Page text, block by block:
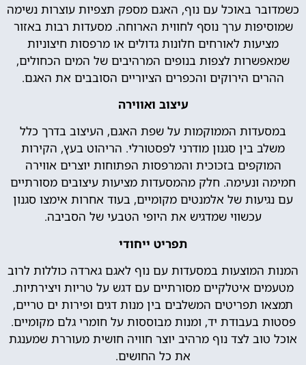
כשמדובר באוכל עם נוף, האגם מספק תצפיות עוצרות נשימה
שמוסיפות ערך נוסף לחווית הארוחה. מסעדות רבות באזור
מציעות לאורחים חלונות גדולים או מרפסות חיצוניות
שמאפשרות לצפות בנופים המרהיבים של המים הכחולים,
ההרים הירוקים והכפרים הציוריים הסובבים את האגם.
עיצוב ואווירה
במסעדות הממוקמות על שפת האגם, העיצוב בדרך כלל
משלב בין סגנון מודרני לפסטורלי. הריהוט בעץ, הקירות
המוקפים בזכוכית והמרפסות הפתוחות יוצרים אווירה
חמימה ונעימה. חלק מהמסעדות מציעות עיצובים מסורתיים
עם נגיעות של אלמנטים מקומיים, בעוד אחרות אימצו סגנון
עכשווי שמדגיש את היופי הטבעי של הסביבה.
תפריט ייחודי
המנות המוצעות במסעדות עם נוף לאגם גארדה כוללות לרוב
מטעמים איטלקיים מסורתיים עם דגש על טריות ויצירתיות.
תמצאו תפריטים המשלבים בין מנות דגים ופירות ים טריים,
פסטות בעבודת יד, ומנות מבוססות על חומרי גלם מקומיים.
אוכל טוב לצד נוף מרהיב יוצר חוויה חושית מעוררת שמענגת
את כל החושים.